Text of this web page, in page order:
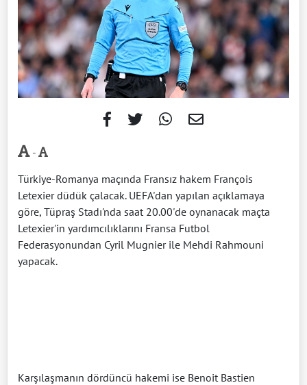
-
Türkiye-Romanya maçında Fransız hakem François
Letexier düdük çalacak. UEFA'dan yapılan açıklamaya
göre, Tüpraş Stadı'nda saat 20.00'de oynanacak maçta
Letexier'in yardımcılıklarını Fransa Futbol
Federasyonundan Cyril Mugnier ile Mehdi Rahmouni
yapacak.
Karşılaşmanın dördüncü hakemi ise Benoit Bastien